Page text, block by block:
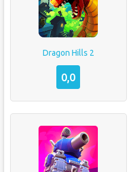
Dragon Hills 2
0,0